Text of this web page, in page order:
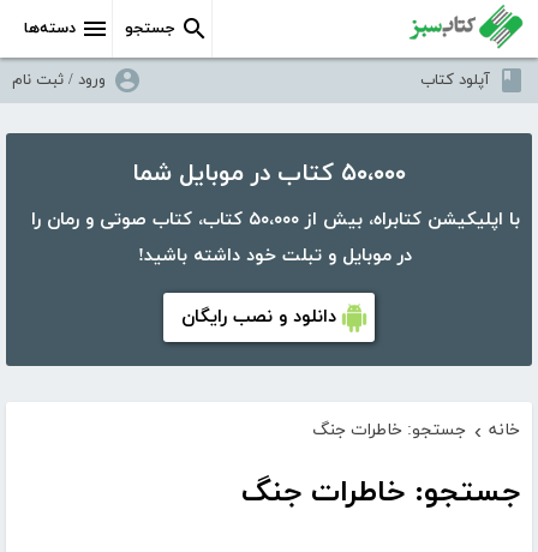
دسته‌ها جستجو
آپلود کتاب ورود / ثبت نام
۵۰،۰۰۰ کتاب در موبایل شما
با اپلیکیشن کتابراه، بیش از ۵۰،۰۰۰ کتاب، کتاب صوتی و رمان را
در موبایل و تبلت خود داشته باشید!
دانلود و نصب رایگان
خانه › جستجو: خاطرات جنگ
جستجو: خاطرات جنگ